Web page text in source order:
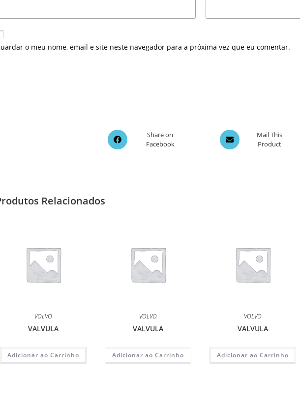
o meu nome, email e site neste navegador para a próxima vez que eu comentar.
Opens
in
Share on
Facebook
Opens
in
Mail This
Product
Relacionados
VOLVO
VALVULA
Adicionar ao Carrinho
VOLVO
VALVULA
Adicionar ao Carrinho
VOLVO
VALVULA
Adicionar ao Carrinho